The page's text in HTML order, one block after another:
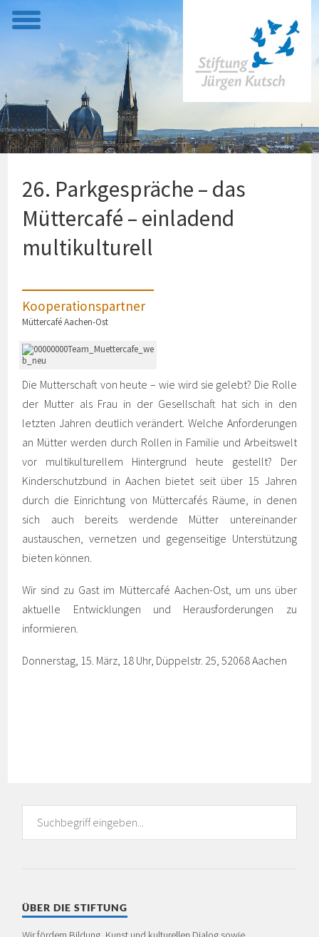
e
m
26. Parkgespräche – das
Müttercafé – einladend
multikulturell
Kooperationspartner
Müttercafé Aachen-Ost
Die Mutterschaft von heute – wie wird sie gelebt? Die Rolle
der Mutter als Frau in der Gesellschaft hat sich in den
letzten Jahren deutlich verändert. Welche Anforderungen
an Mütter werden durch Rollen in Familie und Arbeitswelt
vor multikulturellem Hintergrund heute gestellt? Der
Kinderschutzbund in Aachen bietet seit über 15 Jahren
durch die Einrichtung von Müttercafés Räume, in denen
sich auch bereits werdende Mütter untereinander
austauschen, vernetzen und gegenseitige Unterstützung
bieten können.
Wir sind zu Gast im Müttercafé Aachen-Ost, um uns über
aktuelle Entwicklungen und Herausforderungen zu
informieren.
Donnerstag, 15. März, 18 Uhr, Düppelstr. 25, 52068 Aachen
ÜBER DIE STIFTUNG